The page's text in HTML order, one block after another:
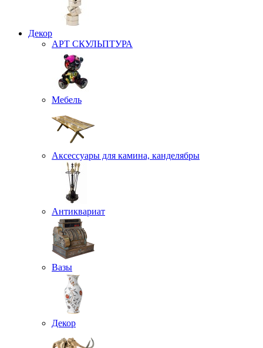
Декор
АРТ СКУЛЬПТУРА
Мебель
Аксессуары для камина, канделябры
Антиквариат
Вазы
Декор